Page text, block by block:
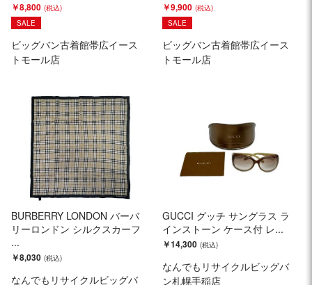
￥8,800
SALE
ビッグバン古着館帯広イース
トモール店
￥9,900
SALE
ビッグバン古着館帯広イース
トモール店
BURBERRY LONDON バーバ
リーロンドン シルクスカーフ
...
￥8,030
なんでもリサイクルビッグバ
GUCCI グッチ サングラス ラ
インストーン ケース付 レ...
￥14,300
なんでもリサイクルビッグバ
ン札幌手稲店